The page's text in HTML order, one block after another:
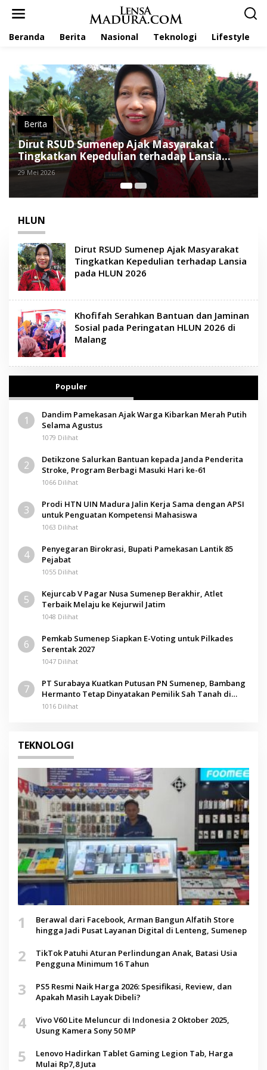
Beranda Berita Nasional Teknologi Lifestyle
Nasional
Khofifah Serahkan Bantuan dan Jaminan
Sosial pada Peringatan HLUN 2026 di Malang
29 Mei 2026
HLUN
Dirut RSUD Sumenep Ajak Masyarakat
Tingkatkan Kepedulian terhadap Lansia
pada HLUN 2026
Khofifah Serahkan Bantuan dan Jaminan
Sosial pada Peringatan HLUN 2026 di
Malang
Populer
1
Dandim Pamekasan Ajak Warga Kibarkan Merah Putih
Selama Agustus
1079 Dilihat
2
Detikzone Salurkan Bantuan kepada Janda Penderita
Stroke, Program Berbagi Masuki Hari ke-61
1066 Dilihat
3
Prodi HTN UIN Madura Jalin Kerja Sama dengan APSI
untuk Penguatan Kompetensi Mahasiswa
1063 Dilihat
4
Penyegaran Birokrasi, Bupati Pamekasan Lantik 85
Pejabat
1055 Dilihat
5
Kejurcab V Pagar Nusa Sumenep Berakhir, Atlet
Terbaik Melaju ke Kejurwil Jatim
1048 Dilihat
6
Pemkab Sumenep Siapkan E-Voting untuk Pilkades
Serentak 2027
1047 Dilihat
7
PT Surabaya Kuatkan Putusan PN Sumenep, Bambang
Hermanto Tetap Dinyatakan Pemilik Sah Tanah di
Pamolokan
1016 Dilihat
TEKNOLOGI
1
Berawal dari Facebook, Arman Bangun Alfatih Store
hingga Jadi Pusat Layanan Digital di Lenteng, Sumenep
2
TikTok Patuhi Aturan Perlindungan Anak, Batasi Usia
Pengguna Minimum 16 Tahun
3
PS5 Resmi Naik Harga 2026: Spesifikasi, Review, dan
Apakah Masih Layak Dibeli?
4
Vivo V60 Lite Meluncur di Indonesia 2 Oktober 2025,
Usung Kamera Sony 50 MP
5
Lenovo Hadirkan Tablet Gaming Legion Tab, Harga
Mulai Rp7,8 Juta